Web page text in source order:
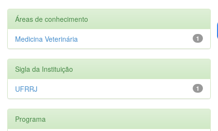
Áreas de conhecimento
1
Medicina Veterinária
Sigla da Instituição
1
UFRRJ
Programa